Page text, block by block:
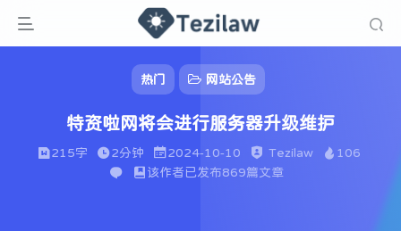
热门 网站公告
特资啦网将会进行服务器升级维护
215字 2分钟 2024-10-10 Tezilaw
106
该作者已发布869篇文章